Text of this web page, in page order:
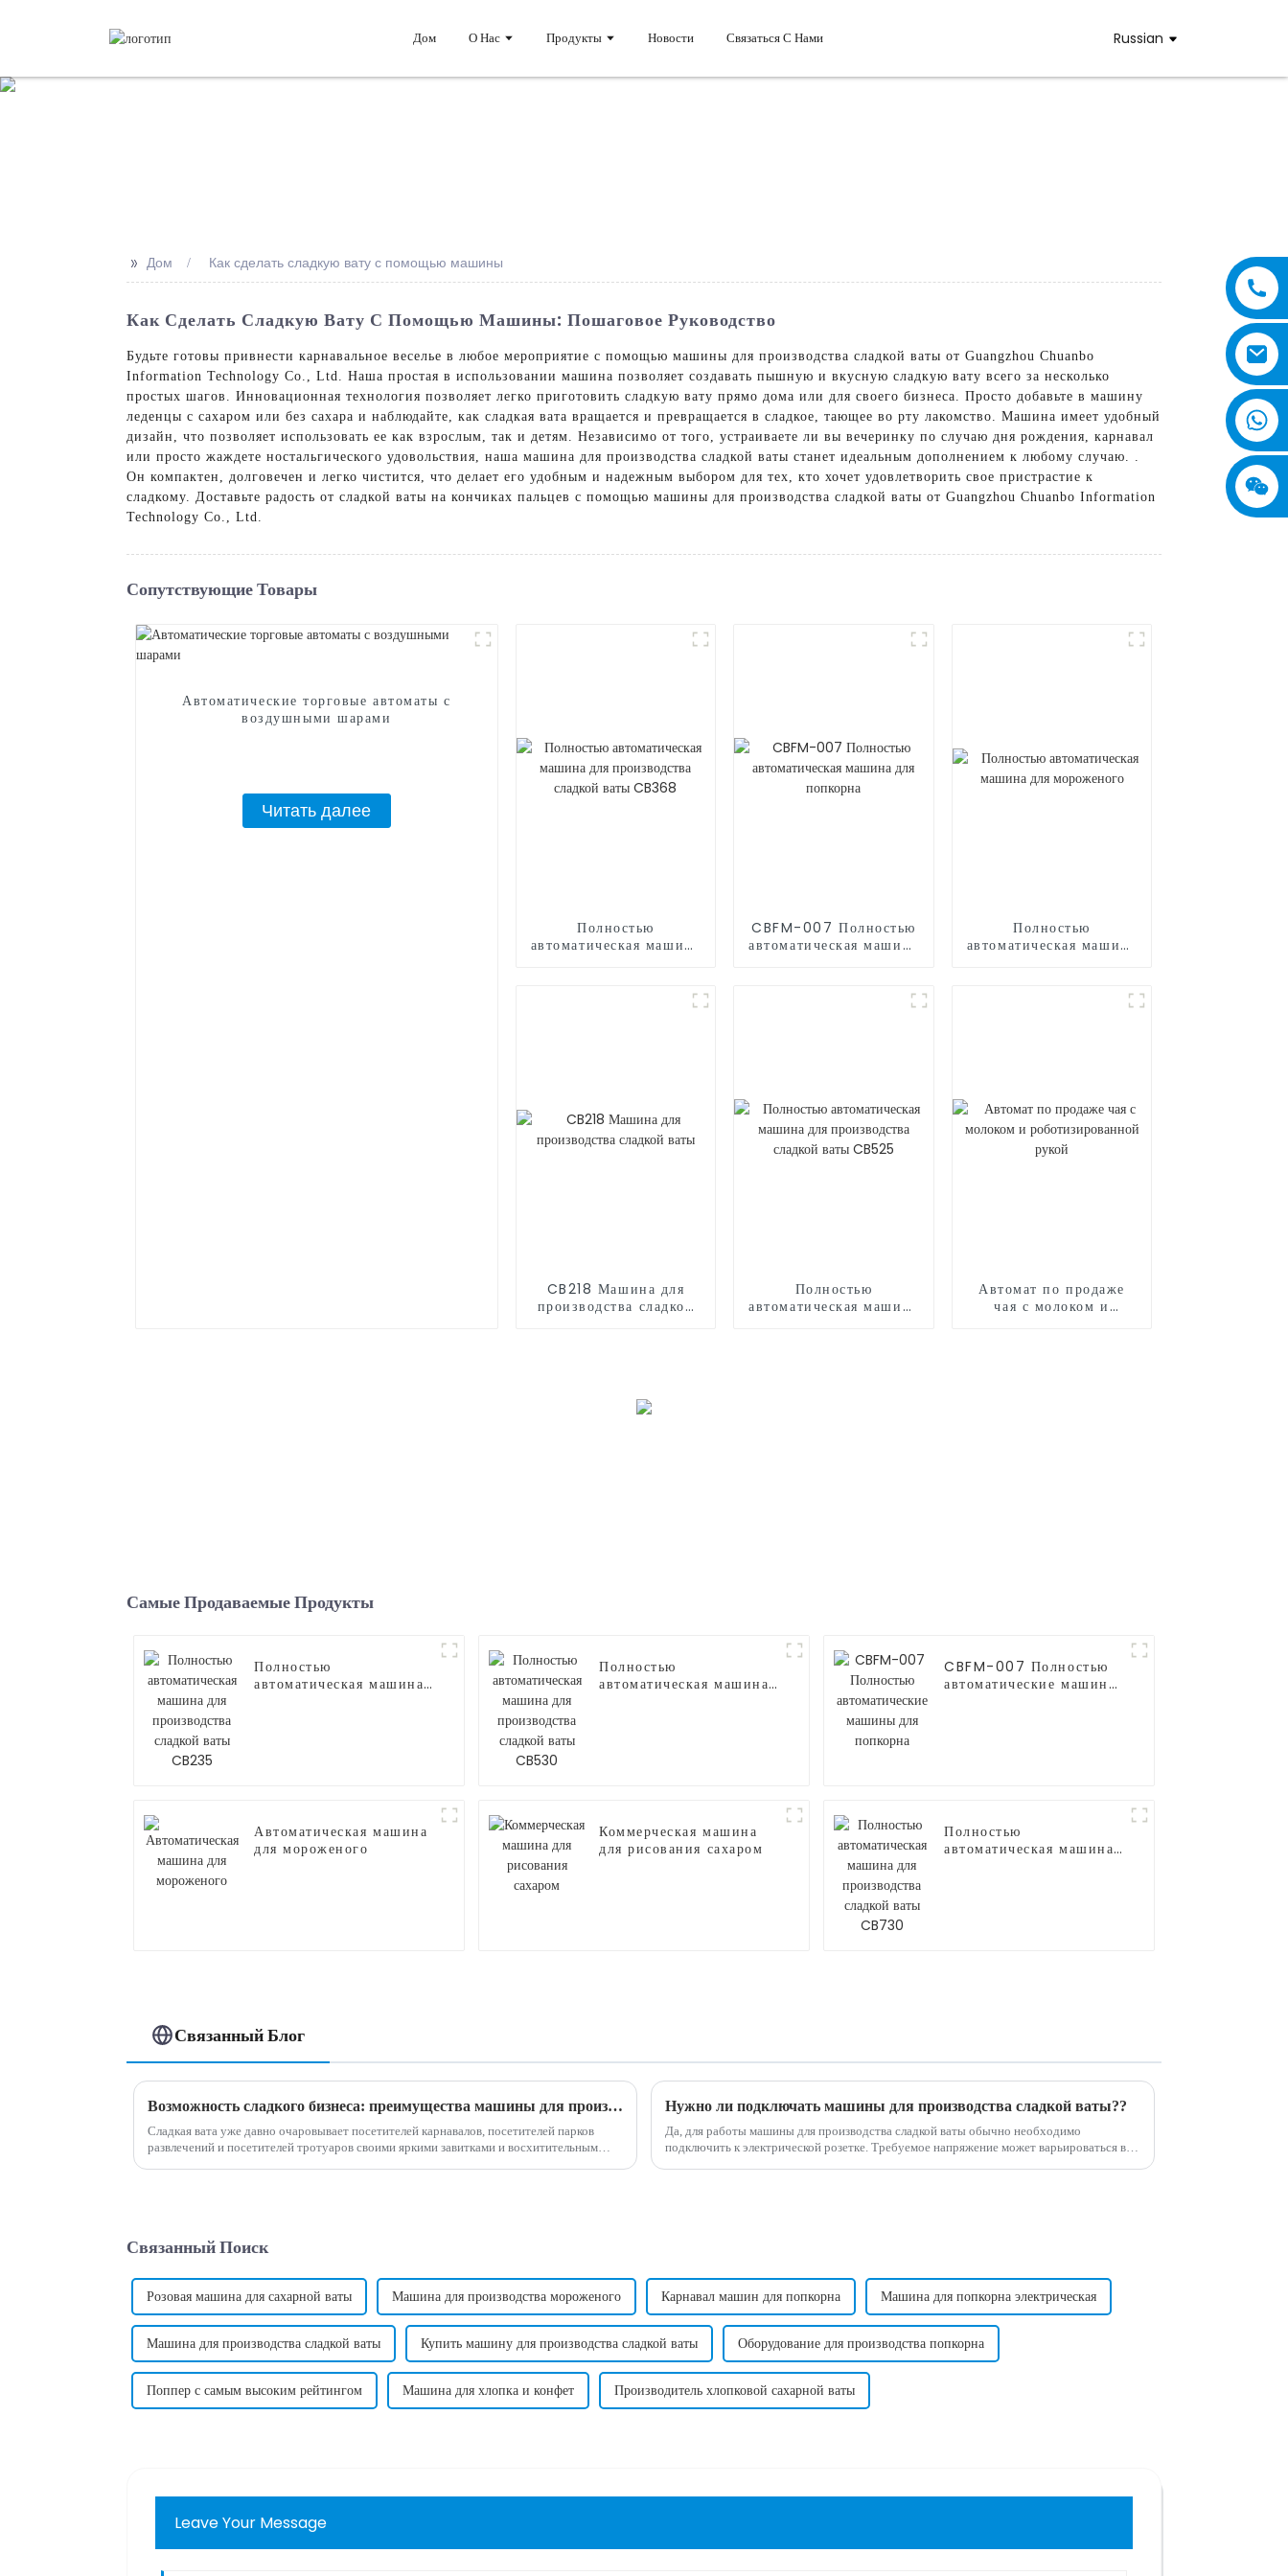
Дом О Нас Продукты Новости Связаться С Нами Russian
>> Дом Как сделать сладкую вату с помощью машины
Как Сделать Сладкую Вату С Помощью Машины: Пошаговое Руководство
Будьте готовы привнести карнавальное веселье в любое мероприятие с помощью машины для производства сладкой ваты от Guangzhou Chuanbo
Information Technology Co., Ltd. Наша простая в использовании машина позволяет создавать пышную и вкусную сладкую вату всего за несколько
простых шагов. Инновационная технология позволяет легко приготовить сладкую вату прямо дома или для своего бизнеса. Просто добавьте в машину
леденцы с сахаром или без сахара и наблюдайте, как сладкая вата вращается и превращается в сладкое, тающее во рту лакомство. Машина имеет удобный
дизайн, что позволяет использовать ее как взрослым, так и детям. Независимо от того, устраиваете ли вы вечеринку по случаю дня рождения, карнавал
или просто жаждете ностальгического удовольствия, наша машина для производства сладкой ваты станет идеальным дополнением к любому случаю. .
Он компактен, долговечен и легко чистится, что делает его удобным и надежным выбором для тех, кто хочет удовлетворить свое пристрастие к
сладкому. Доставьте радость от сладкой ваты на кончиках пальцев с помощью машины для производства сладкой ваты от Guangzhou Chuanbo Information
Technology Co., Ltd.
Сопутствующие Товары
Автоматические торговые автоматы с
воздушными шарами
Читать далее
Полностью
автоматическая машина
CBFM-007 Полностью
автоматическая машина
Полностью
автоматическая машина
CB218 Машина для
производства сладкой
Полностью
автоматическая машина
Автомат по продаже
чая с молоком и
Самые Продаваемые Продукты
Полностью
автоматическая машина
Полностью
автоматическая машина
CBFM-007 Полностью
автоматические машины
Автоматическая машина
для мороженого
Коммерческая машина
для рисования сахаром
Полностью
автоматическая машина
Связанный Блог
Возможность сладкого бизнеса: преимущества машины для производства сладкой ваты
Сладкая вата уже давно очаровывает посетителей карнавалов, посетителей парков
развлечений и посетителей тротуаров своими яркими завитками и восхитительным
Нужно ли подключать машины для производства сладкой ваты??
Да, для работы машины для производства сладкой ваты обычно необходимо
подключить к электрической розетке. Требуемое напряжение может варьироваться в
Связанный Поиск
Розовая машина для сахарной ваты Машина для производства мороженого Карнавал машин для попкорна Машина для попкорна электрическая
Машина для производства сладкой ваты Купить машину для производства сладкой ваты Оборудование для производства попкорна
Поппер с самым высоким рейтингом Машина для хлопка и конфет Производитель хлопковой сахарной ваты
Leave Your Message